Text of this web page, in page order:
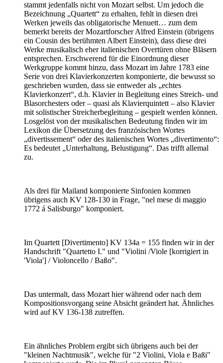
stammt jedenfalls nicht von Mozart selbst. Um jedoch die
Bezeichnung „Quartett“ zu erhalten, fehlt in diesen drei
Werken jeweils das obligatorische Menuett… zum dem
bemerkt bereits der Mozartforscher Alfred Einstein (übrigens
ein Cousin des berühmten Albert Einstein), dass diese drei
Werke musikalisch eher italienischen Overtüren ohne Bläsern
entsprechen. Erschwerend für die Einordnung dieser
Werkgruppe kommt hinzu, dass Mozart im Jahre 1783 eine
Serie von drei Klavierkonzerten komponierte, die bewusst so
geschrieben wurden, dass sie entweder als „echtes
Klavierkonzert“, d.h. Klavier in Begleitung eines Streich- und
Blasorchesters oder – quasi als Klavierquintett – also Klavier
mit solistischer Streicherbegleitung – gespielt werden können.
Losgelöst von der musikalischen Bedeutung finden wir im
Lexikon die Übersetzung des französischen Wortes
„divertissement“ oder des italienischen Wortes „divertimento“:
Es bedeutet „Unterhaltung, Belustigung“. Das trifft allemal
zu.
Als drei für Mailand komponierte Sinfonien kommen
übrigens auch KV 128-130 in Frage, "nel mese di maggio
1772 á Salisburgo" komponiert.
Im Quartett [Divertimento] KV 134a = 155 finden wir in der
Handschrift "Quartetto I." und "Violini /Viole [korrigiert in
'Viola'] / Violoncello / Baßo".
Das untermalt, dass Mozart hier während oder nach dem
Kompositionsvorgang seine Absicht geändert hat. Ähnliches
wird auf KV 136-138 zutreffen.
Ein ähnliches Problem ergibt sich übrigens auch bei der
"kleinen Nachtmusik", welche für "2 Violini, Viola e Baßi"